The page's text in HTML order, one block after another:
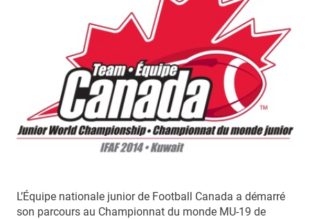
L’Équipe nationale junior de Football Canada a démarré
son parcours au Championnat du monde MU-19 de